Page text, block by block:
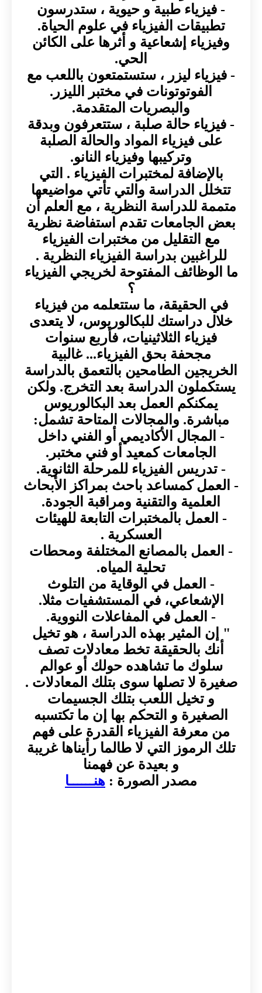
- فيزياء طبية و حيوية ، ستدرسون
تطبيقات الفيزياء في علوم الحياة.
وفيزياء إشعاعية و أثرها على الكائن
الحي.
- فيزياء ليزر ، ستستمتعون باللعب مع
الفوتوتونات في مختبر الليزر.
والبصريات المتقدمة.
- فيزياء حالة صلبة ، ستتعرفون وبدقة
على فيزياء المواد والحالة الصلبة
وتركيبها وفيزياء النانو.
بالإضافة لمختبرات الفيزياء . التي
تتخلل الدراسة والتي تأتي مواضيعها
متممة للدراسة النظرية ، مع العلم أن
بعض الجامعات تقدم استفاضة نظرية
مع التقليل من مختبرات الفيزياء
للراغبين بدراسة الفيزياء النظرية .
ما الوظائف المفتوحة لخريجي الفيزياء
؟
في الحقيقة، ما ستتعلمه من فيزياء
خلال دراستك للبكالوريوس، لا يتعدى
فيزياء الثلاثينيات، فأربع سنوات
مجحفة بحق الفيزياء... غالبية
الخريجين الطامحين بالتعمق بالدراسة
يستكملون الدراسة بعد التخرج. ولكن
يمكنكم العمل بعد البكالوريوس
مباشرة. والمجالات المتاحة تشمل:
- المجال الأكاديمي أو الفني داخل
الجامعات كمعيد أو فني مختبر.
- تدريس الفيزياء للمرحلة الثانوية.
- العمل كمساعد باحث بمراكز الأبحاث
العلمية والتقنية ومراقبة الجودة.
- العمل بالمختبرات التابعة للهيئات
العسكرية .
- العمل بالمصانع المختلفة ومحطات
تحلية المياه.
- العمل في الوقاية من التلوث
الإشعاعي، في المستشفيات مثلا.
- العمل في المفاعلات النووية.
" إن المثير بهذه الدراسة ، هو تخيل
أنك بالحقيقة تخط معادلات تصف
سلوك ما تشاهده حولك أو عوالم
صغيرة لا تصلها سوى بتلك المعادلات .
و تخيل اللعب بتلك الجسيمات
الصغيرة و التحكم بها إن ما تكتسبه
من معرفة الفيزياء القدرة على فهم
تلك الرموز التي لا طالما رأيناها غريبة
و بعيدة عن فهمنا
مصدر الصورة : هنــــــا